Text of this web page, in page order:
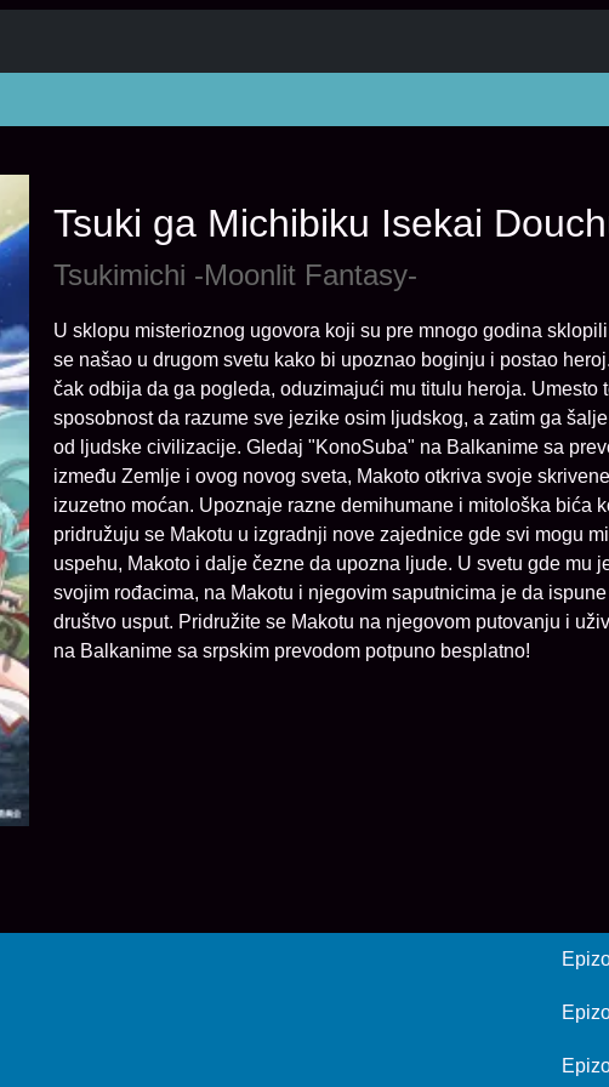
Tsuki ga Michibiku Isekai
Tsukimichi -Moonlit Fantasy-
U sklopu misterioznog ugovora koji su pre mnogo godina
se našao u drugom svetu kako bi upoznao boginju i postao
čak odbija da ga pogleda, oduzimajući mu titulu heroja. Umesto
sposobnost da razume sve jezike osim ljudskog, a zatim ga
od ljudske civilizacije. Gledaj "KonoSuba" na Balkanime sa
između Zemlje i ovog novog sveta, Makoto otkriva svoje
izuzetno moćan. Upoznaje razne demihumane i mitološka bića
pridružuju se Makotu u izgradnji nove zajednice gde svi mogu
uspehu, Makoto i dalje čezne da upozna ljude. U svetu gde mu
svojim rođacima, na Makotu i njegovim saputnicima je da
društvo usput. Pridružite se Makotu na njegovom putovanju i
na Balkanime sa srpskim prevodom potpuno besplatno!